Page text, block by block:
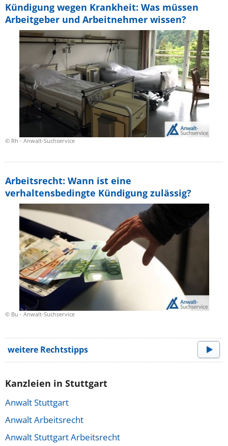
© Rh - Anwalt-Suchservice
Kündigung wegen Krankheit: Was müssen
Arbeitgeber und Arbeitnehmer wissen?
© Bu - Anwalt-Suchservice
Arbeitsrecht: Wann ist eine
verhaltensbedingte Kündigung zulässig?
weitere Rechtstipps
Kanzleien in Stuttgart
Anwalt Stuttgart
Anwalt Arbeitsrecht
Anwalt Stuttgart Arbeitsrecht